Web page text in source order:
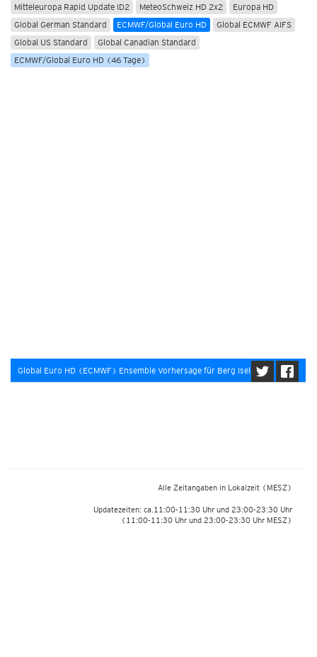
Mitteleuropa Rapid Update ID2 MeteoSchweiz HD 2x2
Europa HD
Global German Standard
ECMWF/Global Euro HD
Global ECMWF AIFS
Global US Standard
Global Canadian Standard
ECMWF/Global Euro HD (46 Tage)
Global Euro HD (ECMWF) Ensemble Vorhersage für Berg Isel
Alle Zeitangaben in Lokalzeit (MESZ)
Updatezeiten: ca.11:00-11:30 Uhr und 23:00-23:30 Uhr
(11:00-11:30 Uhr und 23:00-23:30 Uhr MESZ)